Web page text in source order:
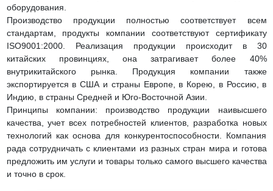
оборудования.
Производство продукции полностью соответствует всем
стандартам, продукты компании соответствуют сертификату
ISO9001:2000. Реализация продукции происходит в 30
китайских провинциях, она затрагивает более 40%
внутрикитайского рынка. Продукция компании также
экспортируется в США и страны Европе, в Корею, в Россию, в
Индию, в страны Средней и Юго-Восточной Азии.
Принципы компании: производство продукции наивысшего
качества, учет всех потребностей клиентов, разработка новых
технологий как основа для конкурентоспособности. Компания
рада сотрудничать с клиентами из разных стран мира и готова
предложить им услуги и товары только самого высшего качества
и точно в срок.